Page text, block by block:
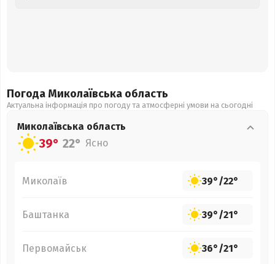
Погода Миколаївська область
Актуальна інформація про погоду та атмосферні умови на сьогодні
Миколаївська область
39° 22° Ясно
Миколаїв 39°/22°
Баштанка 39°/21°
Первомайськ 36°/21°